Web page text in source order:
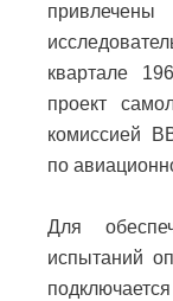
квартале
проект
комиссией
по
Для
испытаний